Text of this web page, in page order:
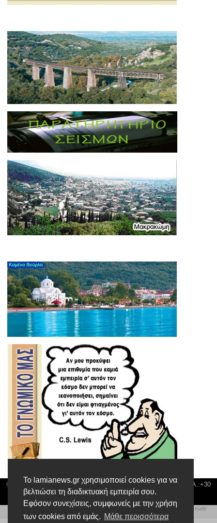
Το lamianews.gr χρησιμοποιεί cookies για να
βελτιώσει τη διαδικτυακή εμπειρία σου.
Εφόσον συνεχίσεις, συμφωνείς με την χρήση
των cookies από εμάς. Μάθε περισσότερα
© Lamia News | Διεύθυνση: Καποδιστρίου 3 ΤΚ-35132 ΛΑΜΙΑ | Τηλ.:+30
22310 24300 |news@lamianews.gr
Πολιτική απορρήτου Αίτηση Διαχείρισης Προσωπικών Δεδομένων |
Πολιτική Emails
Δημιουργία της Ιστοσελίδας byWeb Technical Team